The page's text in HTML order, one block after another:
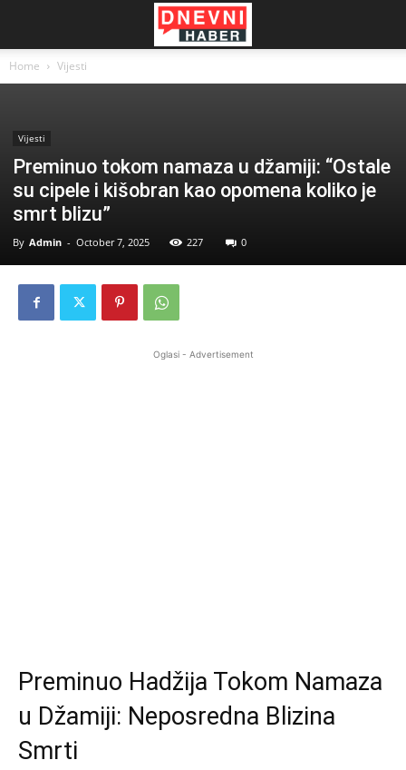
Home Vijesti
Vijesti
Preminuo tokom namaza u džamiji: “Ostale
su cipele i kišobran kao opomena koliko je
smrt blizu”
By Admin - October 7, 2025 227 0
Oglasi - Advertisement
Preminuo Hadžija Tokom Namaza
u Džamiji: Neposredna Blizina
Smrti